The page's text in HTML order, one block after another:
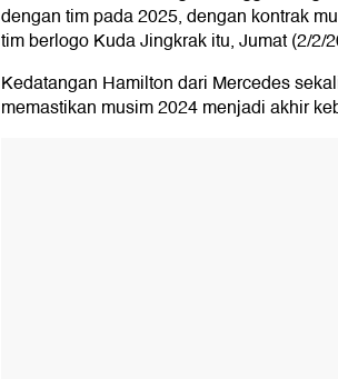
dengan tim pada 2025, dengan kontrak
tim berlogo Kuda Jingkrak itu, Jumat (2/2/
Kedatangan Hamilton dari Mercedes
memastikan musim 2024 menjadi akhir